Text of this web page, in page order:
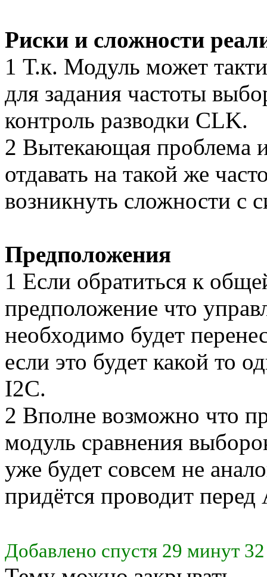
Риски и сложности
1 Т.к. Модуль может
для задания частоты
контроль разводки CLK.
2 Вытекающая проблема
отдавать на такой же
возникнуть сложности с
Предположения
1 Если обратиться к
предположение что
необходимо будет
если это будет какой то
I2C.
2 Вполне возможно что
модуль сравнения
уже будет совсем не
придётся проводит
Добавлено спустя 29 минут